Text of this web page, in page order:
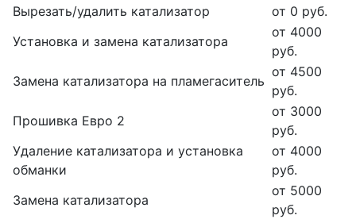
Вырезать/удалить катализатор
от 0 руб.
Установка и замена катализатора
от 4000
руб.
Замена катализатора на пламегаситель
от 4500
руб.
Прошивка Евро 2
от 3000
руб.
Удаление катализатора и установка
обманки
от 4000
руб.
Замена катализатора
от 5000
руб.